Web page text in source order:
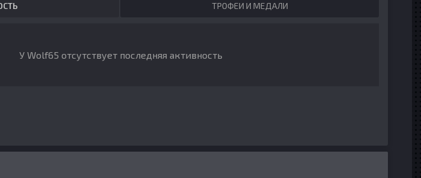
ТРОФЕИ И МЕДАЛИ
У Wolf65 отсутствует последняя активность